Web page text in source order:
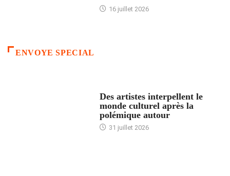
16 juillet 2026
ENVOYE SPECIAL
Des artistes interpellent le
monde culturel après la
polémique autour
31 juillet 2026